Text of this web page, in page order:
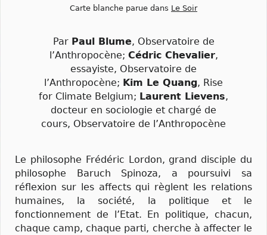
Carte blanche parue dans Le Soir
Par Paul Blume, Observatoire de
l’Anthropocène; Cédric Chevalier,
essayiste, Observatoire de
l’Anthropocène; Kim Le Quang, Rise
for Climate Belgium; Laurent Lievens,
docteur en sociologie et chargé de
cours, Observatoire de l’Anthropocène
Le philosophe Frédéric Lordon, grand disciple du
philosophe Baruch Spinoza, a poursuivi sa
réflexion sur les affects qui règlent les relations
humaines, la société, la politique et le
fonctionnement de l’Etat. En politique, chacun,
chaque camp, chaque parti, cherche à affecter le